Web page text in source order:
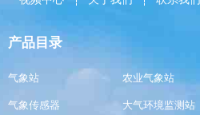
产品目录
气象站 农业气象站
气象传感器 大气环境监测站